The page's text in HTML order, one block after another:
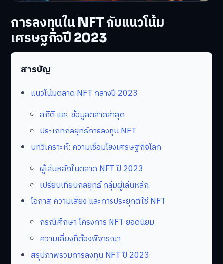
การลงทุนใน NFT กับแนวโน้ม
เศรษฐกิจปี 2023
สารบัญ
แนวโน้มตลาด NFT กลางปี 2023
สถิติ และ ข้อมูลตลาดล่าสุด
ประเภทกลยุทธ์การลงทุน NFT
บทวิเคราะห์: ความเชื่อมโยงเศรษฐกิจโลก
ผู้เล่นหลักในตลาด NFT ปี 2023
เปรียบเทียบกลยุทธ์ กลุ่มผู้เล่นหลัก
โอกาส ความเสี่ยง และการประยุกต์ใช้ NFT
กรณีศึกษา โครงการ NFT ยอดนิยม
ความเสี่ยงที่ต้องพิจารณา
สรุปภาพรวมการลงทุน NFT ปี 2023